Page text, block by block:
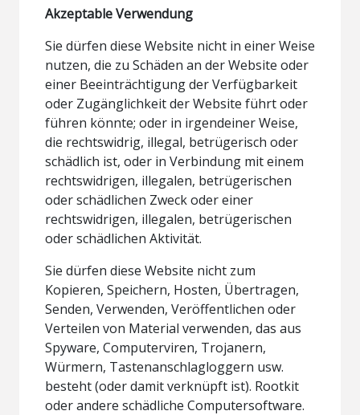
Akzeptable Verwendung
Sie dürfen diese Website nicht in einer Weise
nutzen, die zu Schäden an der Website oder
einer Beeinträchtigung der Verfügbarkeit
oder Zugänglichkeit der Website führt oder
führen könnte; oder in irgendeiner Weise,
die rechtswidrig, illegal, betrügerisch oder
schädlich ist, oder in Verbindung mit einem
rechtswidrigen, illegalen, betrügerischen
oder schädlichen Zweck oder einer
rechtswidrigen, illegalen, betrügerischen
oder schädlichen Aktivität.
Sie dürfen diese Website nicht zum
Kopieren, Speichern, Hosten, Übertragen,
Senden, Verwenden, Veröffentlichen oder
Verteilen von Material verwenden, das aus
Spyware, Computerviren, Trojanern,
Würmern, Tastenanschlagloggern usw.
besteht (oder damit verknüpft ist). Rootkit
oder andere schädliche Computersoftware.